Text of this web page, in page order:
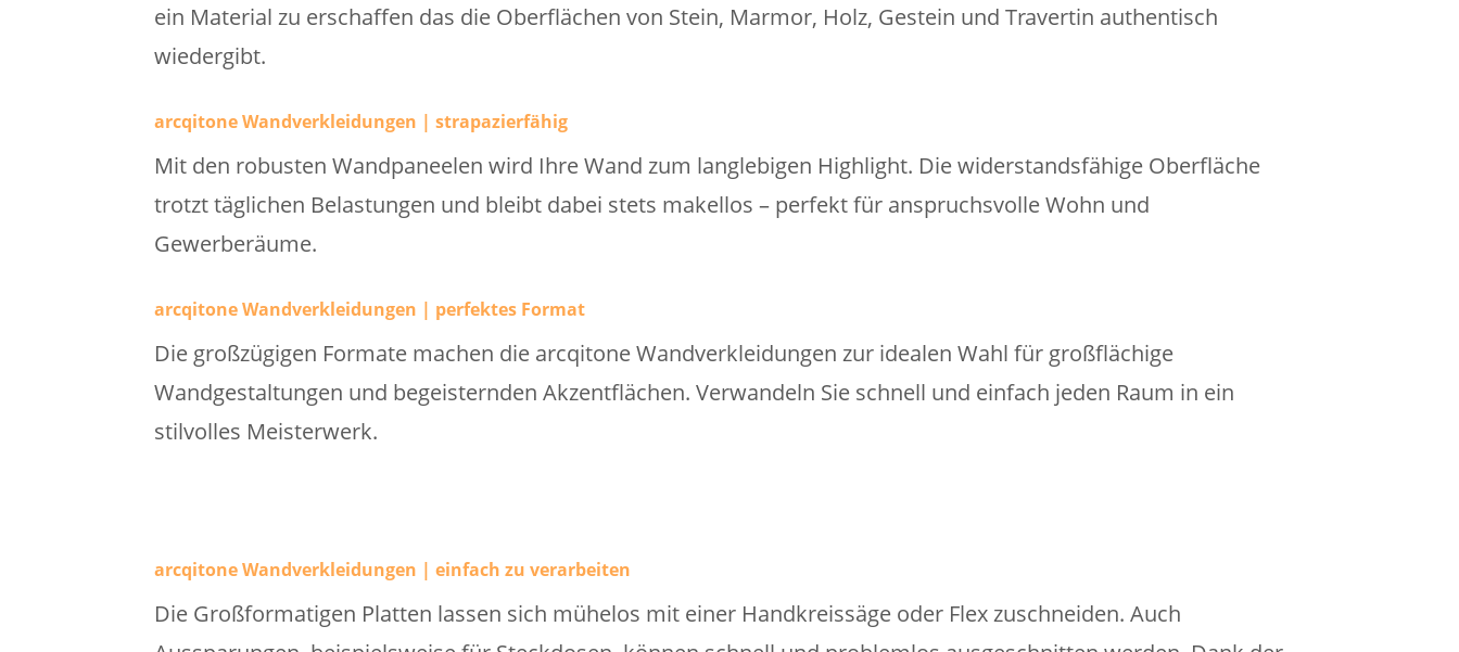
ein Material zu erschaffen das die Oberflächen von Stein, Marmor, Holz, Gestein und Travertin authentisch
wiedergibt.
arcqitone Wandverkleidungen | strapazierfähig
Mit den robusten Wandpaneelen wird Ihre Wand zum langlebigen Highlight. Die widerstandsfähige Oberfläche
trotzt täglichen Belastungen und bleibt dabei stets makellos – perfekt für anspruchsvolle Wohn und
Gewerberäume.
arcqitone Wandverkleidungen | perfektes Format
Die großzügigen Formate machen die arcqitone Wandverkleidungen zur idealen Wahl für großflächige
Wandgestaltungen und begeisternden Akzentflächen. Verwandeln Sie schnell und einfach jeden Raum in ein
stilvolles Meisterwerk.
arcqitone Wandverkleidungen | einfach zu verarbeiten
Die Großformatigen Platten lassen sich mühelos mit einer Handkreissäge oder Flex zuschneiden. Auch